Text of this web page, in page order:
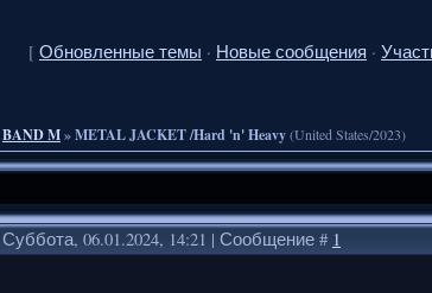
[ Обновленные темы · Новые сообщения ·
BAND M»METAL JACKET /Hard 'n' Heavy(United States/2023)
06.01.2024, 14:21 | Сообщение # 1